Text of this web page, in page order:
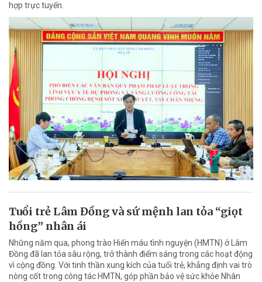
hợp trực tuyến.
Tuổi trẻ Lâm Đồng và sứ mệnh lan tỏa “giọt
hồng” nhân ái
Những năm qua, phong trào Hiến máu tình nguyện (HMTN) ở Lâm
Đồng đã lan tỏa sâu rộng, trở thành điểm sáng trong các hoạt động
vì cộng đồng. Với tinh thần xung kích của tuổi trẻ, khẳng định vai trò
nòng cốt trong công tác HMTN, góp phần bảo vệ sức khỏe Nhân